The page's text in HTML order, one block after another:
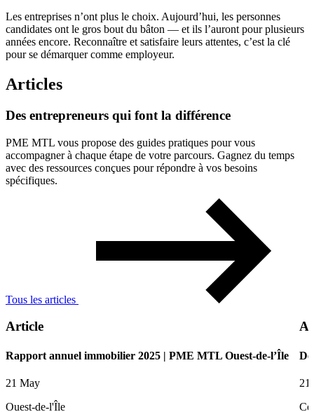
Les entreprises n’ont plus le choix. Aujourd’hui, les personnes
candidates ont le gros bout du bâton — et ils l’auront pour plusieurs
années encore. Reconnaître et satisfaire leurs attentes, c’est la clé
pour se démarquer comme employeur.
Articles
Des entrepreneurs qui font la différence
PME MTL vous propose des guides pratiques pour vous
accompagner à chaque étape de votre parcours. Gagnez du temps
avec des ressources conçues pour répondre à vos besoins
spécifiques.
Tous les articles
Article
Rapport annuel immobilier 2025 | PME MTL Ouest-de-l’Île
21 May
Ouest-de-l'Île
21